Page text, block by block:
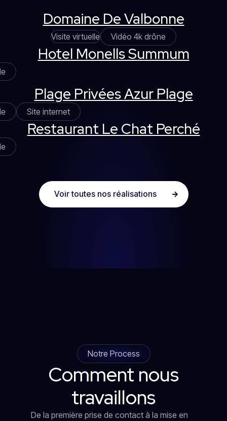
Domaine De Valbonne
Visite virtuelle Vidéo 4k drône
Hotel Monells Summum
Plage Privées Azur Plage
Site internet
Restaurant Le Chat Perché
Voir toutes nos réalisations
Notre Process
Comment nous
travaillons
De la première prise de contact à la mise en